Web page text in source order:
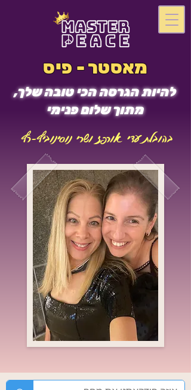
מאסטר - פיס
להיות הגרסה הכי טובה שלך,
מתוך שלום פנימי
בהובלת עדי אורפז ושרי נוסינוביץ-רץ